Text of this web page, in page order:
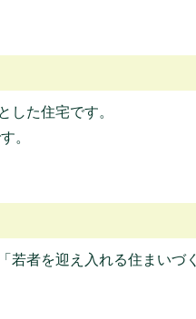
した住宅です。
。
若者を迎え入れる住まいづく